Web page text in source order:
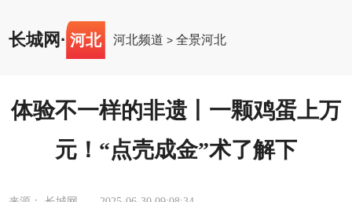
长城网 · 河北 河北频道 >全景河北
体验不一样的非遗丨一颗鸡蛋上万
元！“点壳成金”术了解下